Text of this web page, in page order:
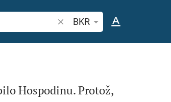
Vyhledat biblický verš nebo slovo
BKR
Hospodinu. Protož,